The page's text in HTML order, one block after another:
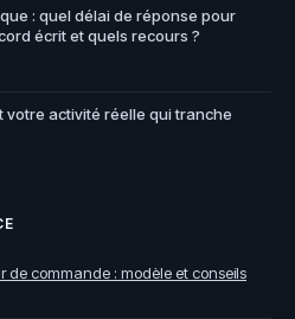
: quel délai de réponse pour
écrit et quels recours ?
votre activité réelle qui tranche
de commande : modèle et conseils